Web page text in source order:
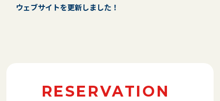
ウェブサイトを更新しました！
RESERVATION